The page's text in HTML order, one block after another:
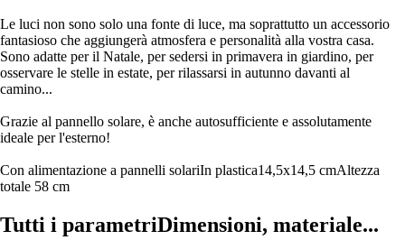
Le luci non sono solo una fonte di luce, ma soprattutto un accessorio
fantasioso che aggiungerà atmosfera e personalità alla vostra casa.
Sono adatte per il Natale, per sedersi in primavera in giardino, per
osservare le stelle in estate, per rilassarsi in autunno davanti al
camino...
Grazie al pannello solare, è anche autosufficiente e assolutamente
ideale per l'esterno!
Con alimentazione a pannelli solariIn plastica14,5x14,5 cmAltezza
totale 58 cm
Tutti i parametriDimensioni, materiale...